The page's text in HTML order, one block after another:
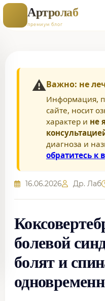
Артролаб
премиум блог
⚠️Важно: не
Информация,
сайте, носит
характер и не
диагноза и
обратитесь к
16.06.2026 Др. Лаб
болевой
болят и